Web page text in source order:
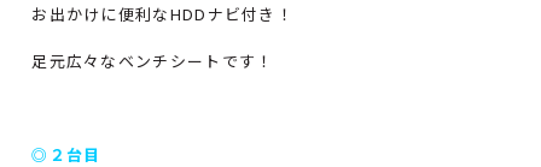
お出かけに便利なHDDナビ付き！
足元広々なベンチシートです！
◎２台目